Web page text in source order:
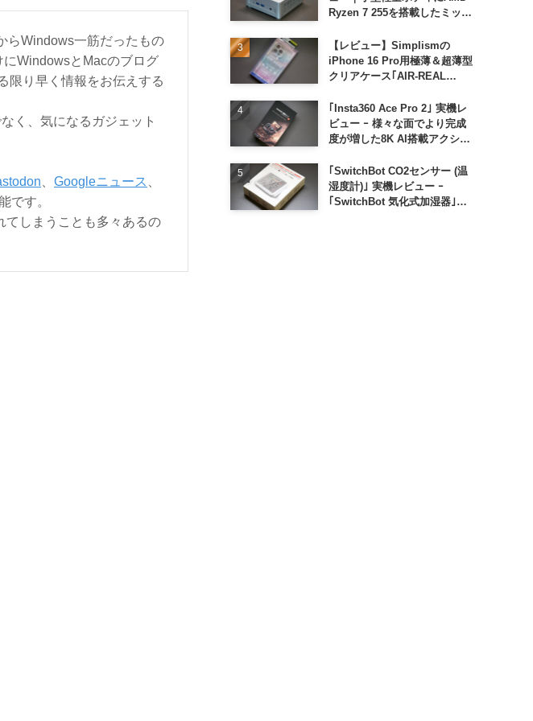
らWindows一筋だったもの
WindowsとMacのブログ
限り早く情報をお伝えする
く、気になるガジェット
Googleニュース
です。
てしまうことも多々あるの
Ryzen 7 255を搭載したミッド
【レビュー】Simplismの
iPhone 16 Pro用極薄＆超薄型
クリアケース｢AIR-REAL
｢Insta360 Ace Pro 2｣ 実機レ
ビュー ｰ 様々な面でより完成
度が増した8K AI搭載アクショ
｢SwitchBot CO2センサー (温
湿度計)｣ 実機レビュー ｰ
｢SwitchBot 気化式加湿器｣と